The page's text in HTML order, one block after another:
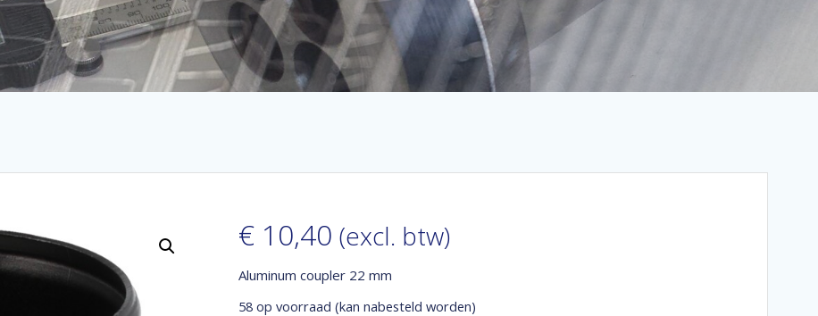
€10,40 (excl. btw)
Aluminum coupler 22 mm
58 op voorraad (kan nabesteld worden)